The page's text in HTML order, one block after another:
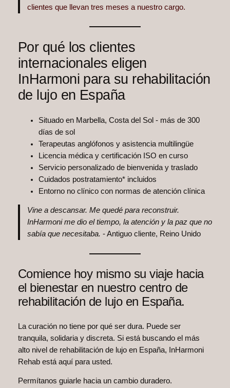
clientes que llevan tres meses a nuestro cargo.
Por qué los clientes
internacionales eligen
InHarmoni para su rehabilitación
de lujo en España
Situado en Marbella, Costa del Sol - más de 300
días de sol
Terapeutas anglófonos y asistencia multilingüe
Licencia médica y certificación ISO en curso
Servicio personalizado de bienvenida y traslado
Cuidados postratamiento* incluidos
Entorno no clínico con normas de atención clínica
Vine a descansar. Me quedé para reconstruir.
InHarmoni me dio el tiempo, la atención y la paz que no
sabía que necesitaba. - Antiguo cliente, Reino Unido
Comience hoy mismo su viaje hacia
el bienestar en nuestro centro de
rehabilitación de lujo en España.
La curación no tiene por qué ser dura. Puede ser
tranquila, solidaria y discreta. Si está buscando el más
alto nivel de rehabilitación de lujo en España, InHarmoni
Rehab está aquí para usted.
Permítanos guiarle hacia un cambio duradero.